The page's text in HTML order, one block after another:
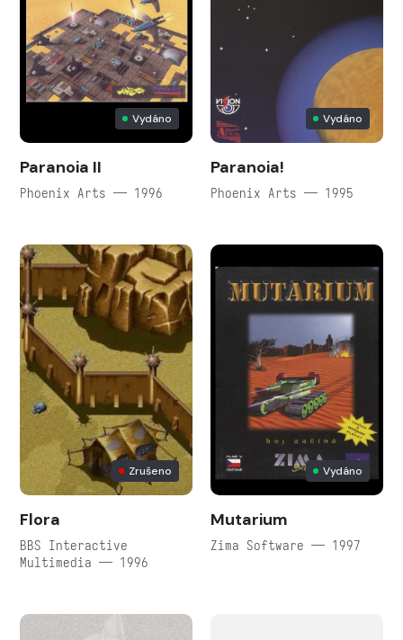
Vydáno
Paranoia II
Phoenix Arts — 1996
Vydáno
Paranoia!
Phoenix Arts — 1995
Zrušeno
Flora
BBS Interactive
Multimedia — 1996
Vydáno
Mutarium
Zima Software — 1997